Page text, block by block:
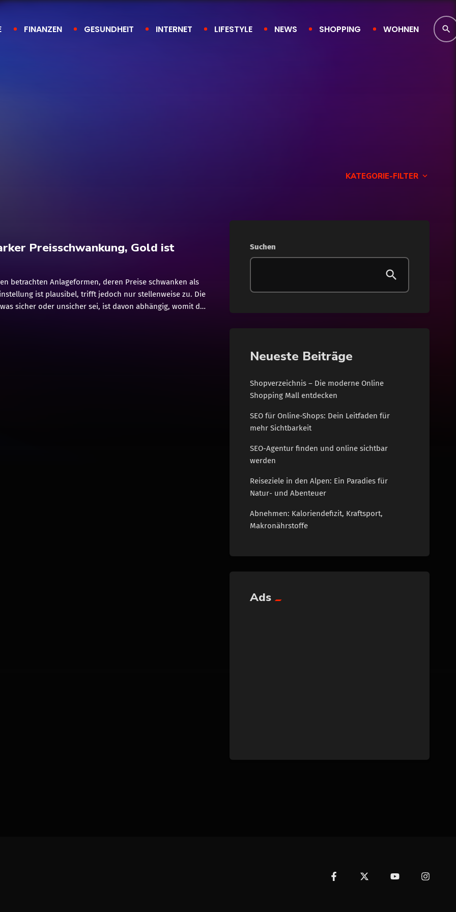
FINANZEN GESUNDHEIT INTERNET LIFESTYLE NEWS SHOPPING WOHNEN search
KATEGORIE-FILTER keyboard_arrow_down
Internet
Lifestyle
Shopping
Wohnen
Preisschwankung, Gold ist
betrachten Anlageformen, deren Preise schwanken als
ist plausibel, trifft jedoch nur stellenweise zu. Die
sicher oder unsicher sei, ist davon abhängig, womit das
Suchen
Neueste Beiträge
Shopverzeichnis – Die moderne Online
Shopping Mall entdecken
SEO für Online-Shops: Dein Leitfaden für
mehr Sichtbarkeit
SEO-Agentur finden und online sichtbar
werden
Reiseziele in den Alpen: Ein Paradies für
Natur- und Abenteuer
Abnehmen: Kaloriendefizit, Kraftsport,
Makronährstoffe
Ads